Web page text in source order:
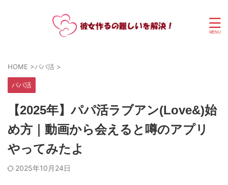
HOME >パパ活 >
パパ活
【2025年】パパ活ラブアン(Love&)始
め方｜動画から会えると噂のアプリ
やってみたよ
2025年10月24日